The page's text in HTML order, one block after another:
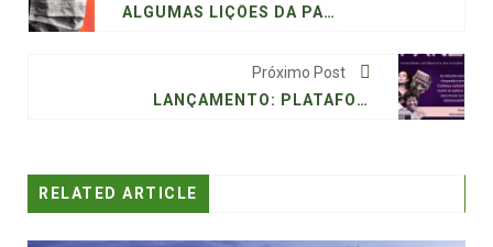
ALGUMAS LIÇÕES DA PANDEMIA
Próximo Post
LANÇAMENTO: PLATAFORMA ANTIRRACISTA NAS ELEIÇÕES!
RELATED ARTICLE